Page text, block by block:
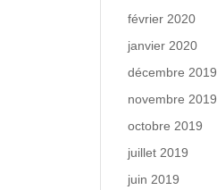
février 2020
janvier 2020
décembre 2019
novembre 2019
octobre 2019
juillet 2019
juin 2019